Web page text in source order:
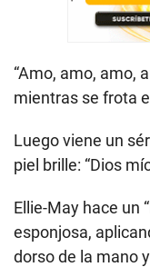
“Amo, amo, amo,
mientras se frota
Luego viene un
piel brille: “Dios
Ellie-May hace un
esponjosa,
dorso de la mano